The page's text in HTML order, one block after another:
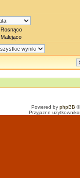
Rosnąco
Malejąco
Powered by phpBB
Przyjazne